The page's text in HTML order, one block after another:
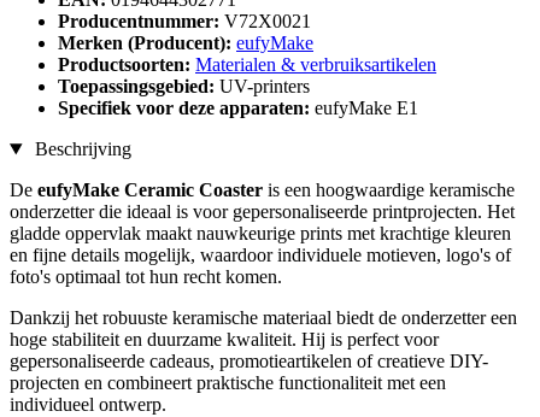
Producentnummer: V72X0021
Merken (Producent): eufyMake
Productsoorten: Materialen & verbruiksartikelen
Toepassingsgebied: UV-printers
Specifiek voor deze apparaten: eufyMake E1
Beschrijving
De eufyMake Ceramic Coaster is een hoogwaardige keramische
onderzetter die ideaal is voor gepersonaliseerde printprojecten. Het
gladde oppervlak maakt nauwkeurige prints met krachtige kleuren
en fijne details mogelijk, waardoor individuele motieven, logo's of
foto's optimaal tot hun recht komen.
Dankzij het robuuste keramische materiaal biedt de onderzetter een
hoge stabiliteit en duurzame kwaliteit. Hij is perfect voor
gepersonaliseerde cadeaus, promotieartikelen of creatieve DIY-
projecten en combineert praktische functionaliteit met een
individueel ontwerp.